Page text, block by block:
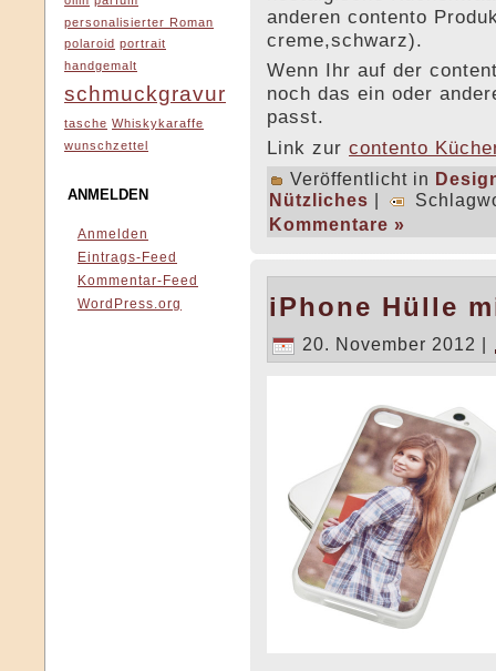
personalisierter Roman
polaroid portrait
handgemalt
schmuckgravur
tasche Whiskykaraffe
wunschzettel
ANMELDEN
Anmelden
Eintrags-Feed
Kommentar-Feed
WordPress.org
anderen contento
creme,schwarz).
Wenn Ihr auf der
noch das ein oder
passt.
Link zur contento
Veröffentlicht in
Nützliches |
Kommentare »
iPhone Hülle
20. November 2012 |